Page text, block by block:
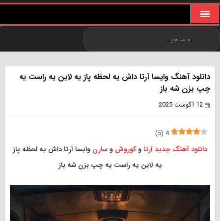
دانلود آهنگ وایسا آرتا داش یه لحظه پاز یه لاین یه راست یه
چپ بزن شه باز
12 آگوست 2025
4
(
5
)
دانلود آهنگ جدیدآرتا وکوروش و سارن وایسا آرتا داش یه لحظه پاز
یه لاین یه راست یه چپ بزن شه باز